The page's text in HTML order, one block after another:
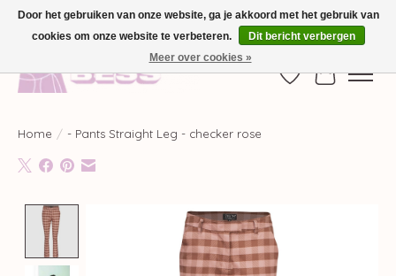
GRATIS VERZENDING VANAF €100,-
Verlanglijst
Home / - Pants Straight Leg - checker rose
Product image slideshow Items
Door het gebruiken van onze website, ga je akkoord met het gebruik van
cookies om onze website te verbeteren.
Dit bericht verbergen
Meer over cookies »